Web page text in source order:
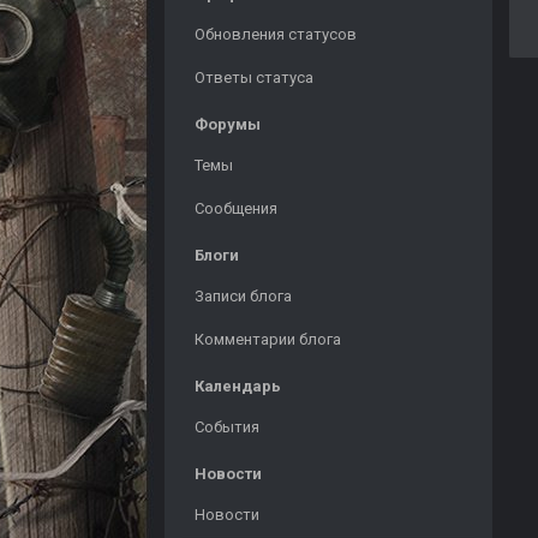
Обновления статусов
Ответы статуса
Форумы
Темы
Сообщения
Блоги
Записи блога
Комментарии блога
Календарь
События
Новости
Новости